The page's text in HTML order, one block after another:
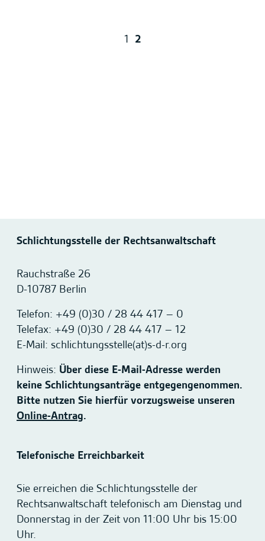
1 2
Schlichtungsstelle der Rechtsanwaltschaft
Rauchstraße 26
D-10787 Berlin
Telefon: +49 (0)30 / 28 44 417 – 0
Telefax: +49 (0)30 / 28 44 417 – 12
E-Mail: schlichtungsstelle(at)s-d-r.org
Hinweis: Über diese E-Mail-Adresse werden
keine Schlichtungsanträge entgegengenommen.
Bitte nutzen Sie hierfür vorzugsweise unseren
Online-Antrag.
Telefonische Erreichbarkeit
Sie erreichen die Schlichtungsstelle der
Rechtsanwaltschaft telefonisch am Dienstag und
Donnerstag in der Zeit von 11:00 Uhr bis 15:00
Uhr.